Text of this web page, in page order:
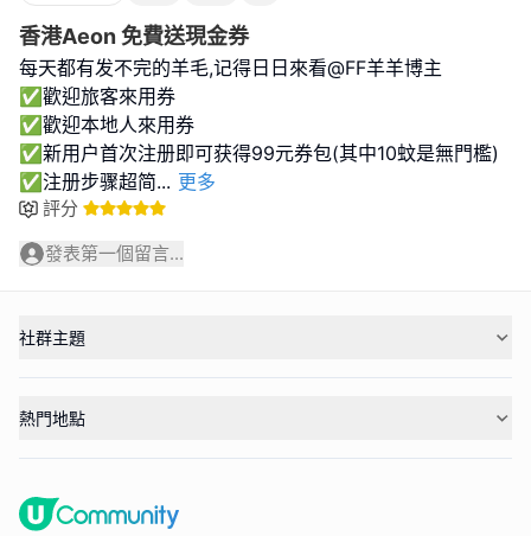
香港Aeon 免費送現金券
每天都有发不完的羊毛,记得日日來看@FF羊羊博主
✅歡迎旅客來用券
✅歡迎本地人來用券
✅新用户首次注册即可获得99元券包(其中10蚊是無門檻)
✅注册步骤超简... 更多
評分
發表第一個留言...
社群主題
熱門地點